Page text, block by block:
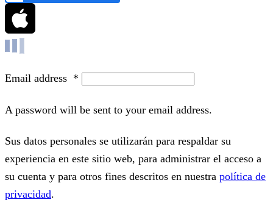
Email address *
A password will be sent to your email address.
Sus datos personales se utilizarán para respaldar su
experiencia en este sitio web, para administrar el acceso a
su cuenta y para otros fines descritos en nuestra política de
privacidad.